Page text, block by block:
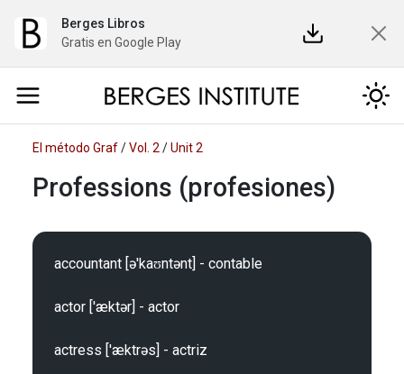
Berges Libros
Gratis en Google Play
El método Graf/Vol. 2 /Unit 2
Professions (profesiones)
accountant [ə'kaʊntənt] - contable
actor ['æktər] - actor
actress ['æktrəs] - actriz